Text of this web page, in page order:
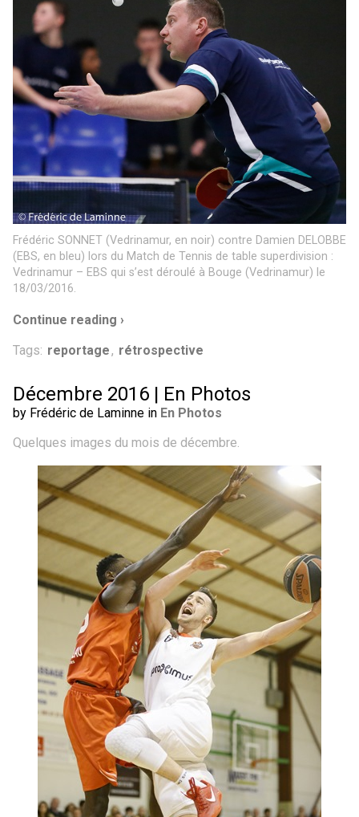
Frédéric SONNET (Vedrinamur, en noir) contre Damien DELOBBE
(EBS, en bleu) lors du Match de Tennis de table superdivision :
Vedrinamur – EBS qui s’est déroulé à Bouge (Vedrinamur) le
18/03/2016.
Continue reading ›
Tags: reportage, rétrospective
Décembre 2016 | En Photos
by Frédéric de Laminne in En Photos
Quelques images du mois de décembre.